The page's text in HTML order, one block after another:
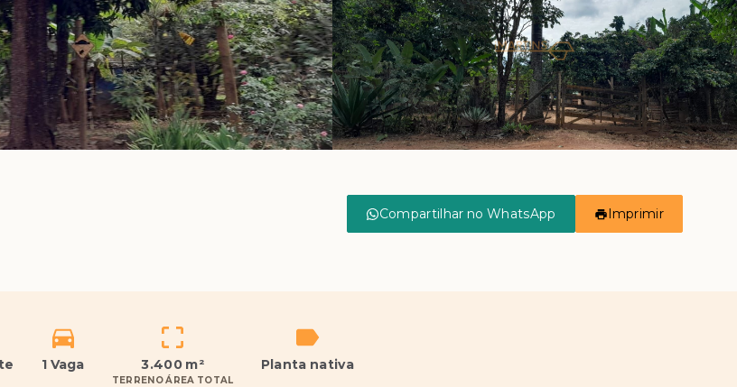
Compartilhar no WhatsApp Imprimir
1 Vaga 3.400 m²
TERRENO ÁREA TOTAL
Planta nativa